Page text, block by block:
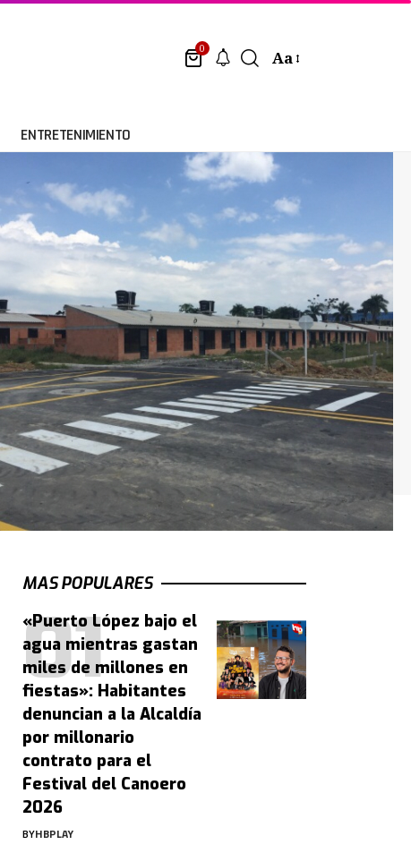
0 Aa
ENTRETENIMIENTO
MAS POPULARES
«Puerto López bajo el
agua mientras gastan
miles de millones en
fiestas»: Habitantes
denuncian a la Alcaldía
por millonario
contrato para el
Festival del Canoero
2026
BYHBPLAY